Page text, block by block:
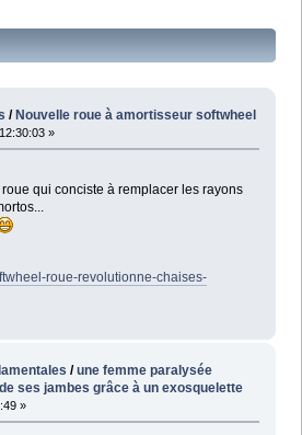
/Nouvelle roue à amortisseur softwheel
»
qui conciste à remplacer les rayons
roue-revolutionne-chaises-
/une femme paralysée
ses jambes grâce à un exosquelette
»